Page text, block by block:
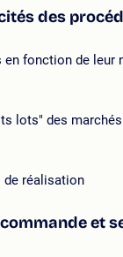
des
fonction de leur
lots" des
réalisation
et